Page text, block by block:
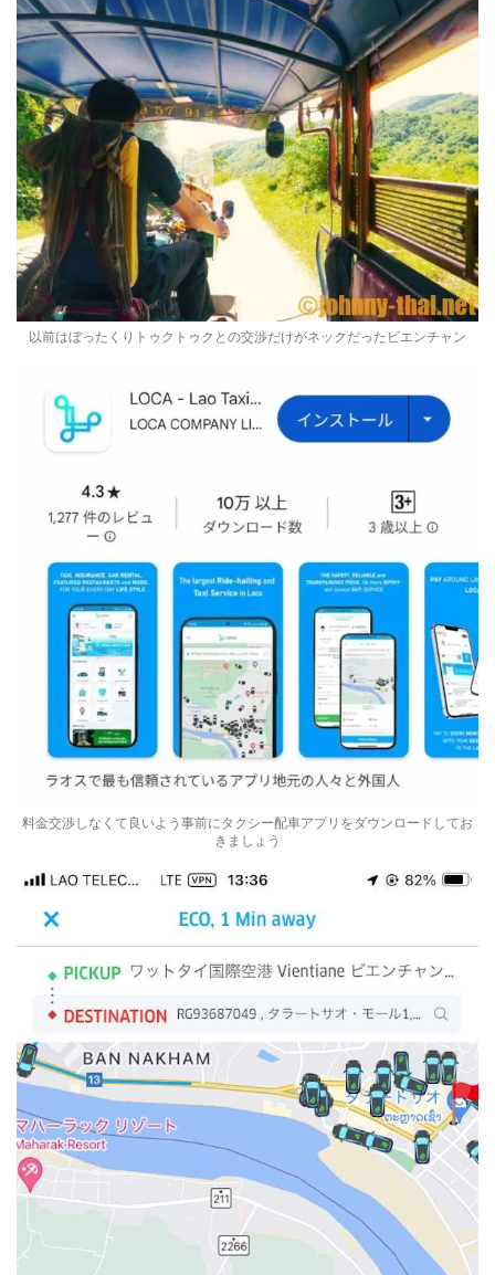
以前はぼったくりトゥクトゥクとの交渉だけがネックだったビエンチャン
料金交渉しなくて良いよう事前にタクシー配車アプリをダウンロードしてお
きましょう